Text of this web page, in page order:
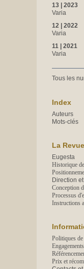
13 | 2023
Varia
12 | 2022
Varia
11 | 2021
Varia
Tous les
Index
Auteurs
Mots-clés
La Revue
Eugesta
Historique
Direction
Conception
Processus
Instructions
Politiques
Prix et